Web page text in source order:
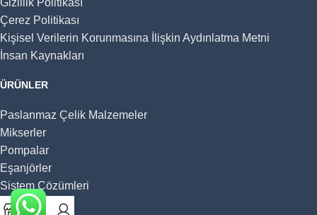
Gizlilik Politikası
Çerez Politikası
Kişisel Verilerin Korunmasına İlişkin Aydınlatma Metni
İnsan Kaynakları
ÜRÜNLER
Paslanmaz Çelik Malzemeler
Mikserler
Pompalar
Eşanjörler
Sistem Çözümleri